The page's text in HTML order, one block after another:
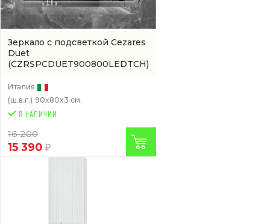
Зеркало с подсветкой Cezares
Duet
(CZRSPCDUET900800LEDTCH)
Италия
(ш.в.г.) 90x80x3 см.
16 200
15 390